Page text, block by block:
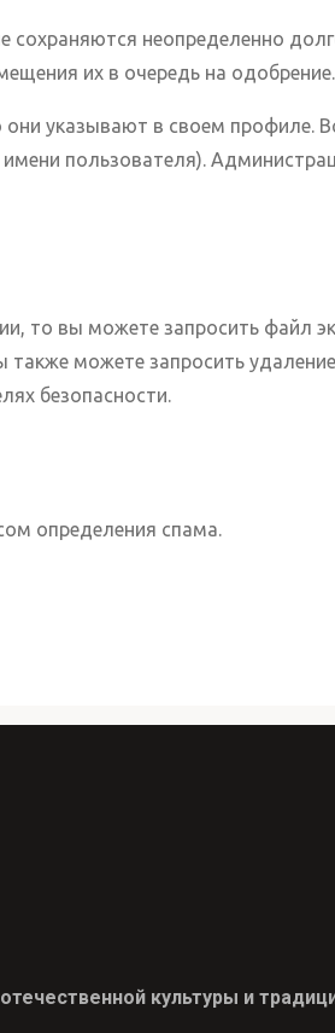
неопределенно
их в очередь на одобрение.
указывают в своем профиле.
пользователя).
то вы можете запросить файл
можете запросить
безопасности.
определения спама.
культуры и